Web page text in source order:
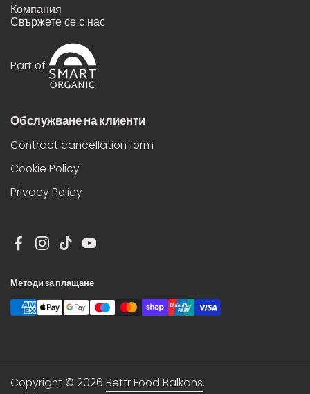
Компания
Свържете се с нас
Part of
Обслужване на клиенти
Contract cancellation form
Cookie Policy
Privacy Policy
Facebook
Instagram
TikTokYouTube
Методи за плащане
Copyright © 2026 Bettr Food Balkans.